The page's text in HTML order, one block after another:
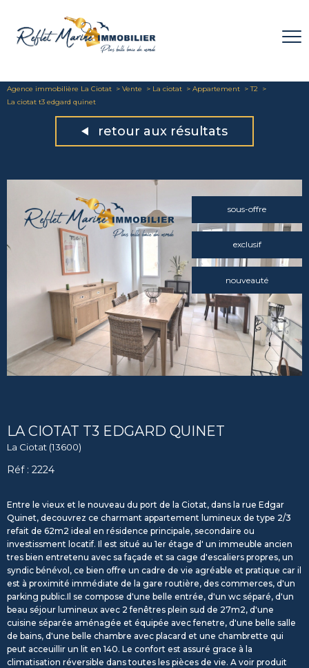
Agence immobilière La Ciotat Vente La ciotat Appartement
T2
La ciotat t3 edgard quinet
retour aux résultats
sous-offre
exclusif
nouveauté
LA CIOTAT T3 EDGARD QUINET
La Ciotat (13600)
Réf : 2224
Entre le vieux et le nouveau du port de la Ciotat, dans la rue Edgar
Quinet, decouvrez ce charmant appartement lumineux de type 2/3
refait de 62m2 ideal en résidence principale, secondaire ou
investissment locatif. Il est situé au 1er étage d' un immeuble ancien
tres bien entretenu avec sa façade et sa cage d'escaliers propres, un
syndic bénévol, ce bien offre un cadre de vie agréable et pratique car il
est à proximité immédiate de la gare routière, des commerces, d'un
parking public.Il se compose d'une belle entrée, d'un wc séparé, d'un
beau séjour lumineux avec 2 fenêtres plein sud de 27m2, d'une
cuisine séparée aménagée et équipée avec fenetre, d'une belle salle
de bains, d'une belle chambre avec placard et une chambrette qui
peut acceuillir un lit en 140. Le confort est assuré grace à la
climatisation réversible dans toutes les pièces de vie. A voir produit